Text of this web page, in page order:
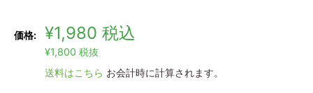
価格:
販
売
価
格
¥1,980 税込
¥1,800 税抜
送料はこちら お会計時に計算されます。